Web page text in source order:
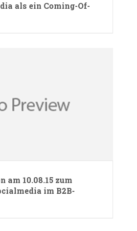
als ein Coming-Of-
am 10.08.15 zum
im B2B-